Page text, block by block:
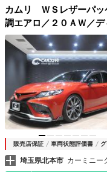
カムリ ＷＳレザーパ
調エアロ／２０ＡＷ／
ラマＶＩＥＷ／黒ルーフ
ラレコ／ＥＴＣ
販売店保証 車両状態評価書
埼玉県北本市 カーミニー